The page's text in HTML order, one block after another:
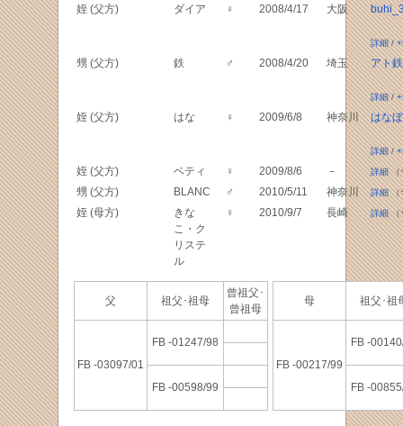
姪 (父方) ダイア ♀ 2008/4/17 大阪
詳細/
甥 (父方) 鉄 ♂ 2008/4/20 埼玉 アト
詳細/
姪 (父方) はな ♀ 2009/6/8 神奈川 はな
詳細/
姪 (父方) ベティ ♀ 2009/8/6 － 詳細（
甥 (父方) BLANC ♂ 2010/5/11 神奈川 詳細（
姪 (母方)
きな
こ・ク
リステ
ル
♀ 2010/9/7 長崎 詳細（
父 祖父･祖母
曾祖父･
曾祖母
FB -03097/01
FB -01247/98
FB -00598/99
母 祖父･
FB -00217/99
FB -
FB -